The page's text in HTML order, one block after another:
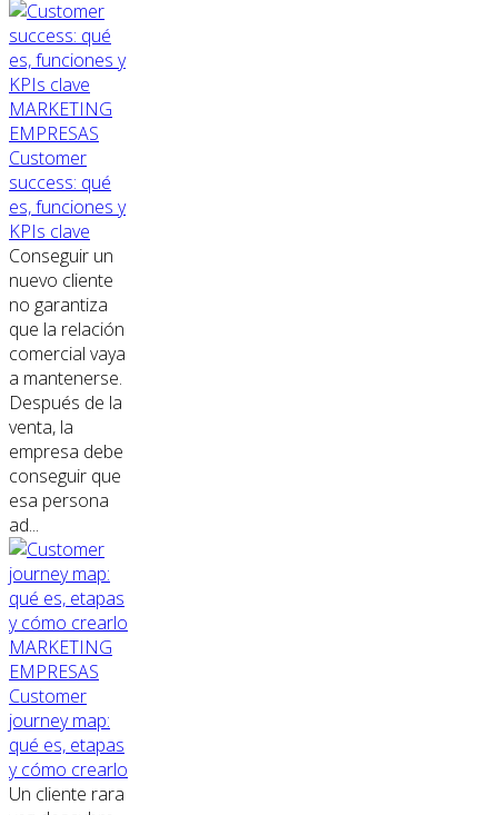
MARKETING
EMPRESAS
Customer
success: qué
es, funciones y
KPIs clave
Conseguir un
nuevo cliente
no garantiza
que la relación
comercial vaya
a mantenerse.
Después de la
venta, la
empresa debe
conseguir que
esa persona
ad...
MARKETING
EMPRESAS
Customer
journey map:
qué es, etapas
y cómo crearlo
Un cliente rara